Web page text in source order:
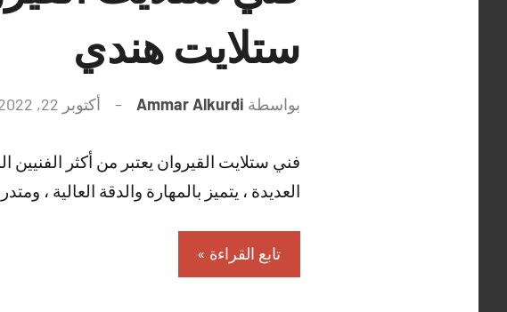
ستلايت هندي
بواسطة Ammar Alkurdi أكتوبر 22, 2022
فني ستلايت القيروان يعتبر من أكثر
العديدة ، يتميز بالمهارة والدقة العالية
تابع القراءة